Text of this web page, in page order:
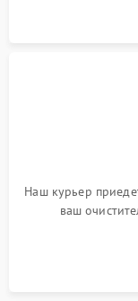
Наш курьер
ваш